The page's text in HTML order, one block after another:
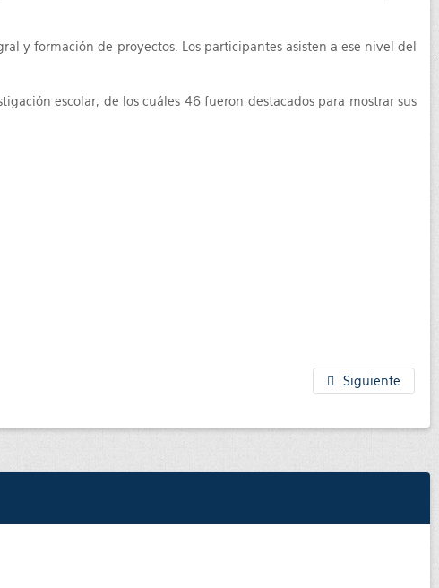
y formación de proyectos. Los participantes asisten a ese nivel del
escolar, de los cuáles 46 fueron destacados para mostrar sus
Siguiente